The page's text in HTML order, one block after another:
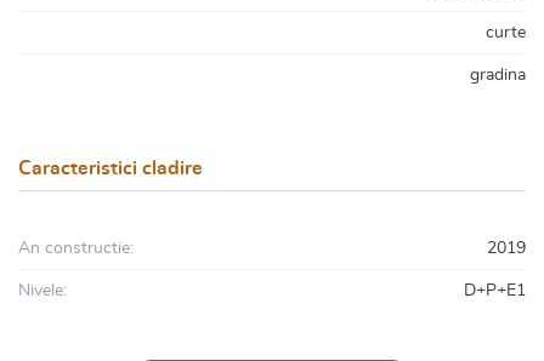
curte
gradina
Caracteristici cladire
An constructie: 2019
Nivele: D+P+E1